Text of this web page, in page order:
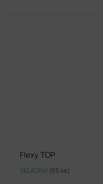
Flexy TOP
SKLADEM (65 ks)